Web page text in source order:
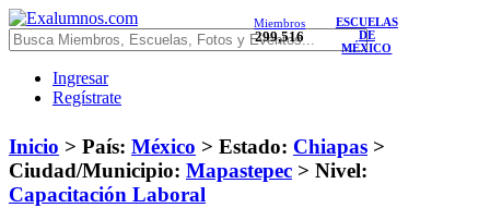
Miembros
299,516
ESCUELAS
DE
MÉXICO
Ingresar
Regístrate
Inicio > País: México > Estado: Chiapas >
Ciudad/Municipio: Mapastepec > Nivel:
Capacitación Laboral